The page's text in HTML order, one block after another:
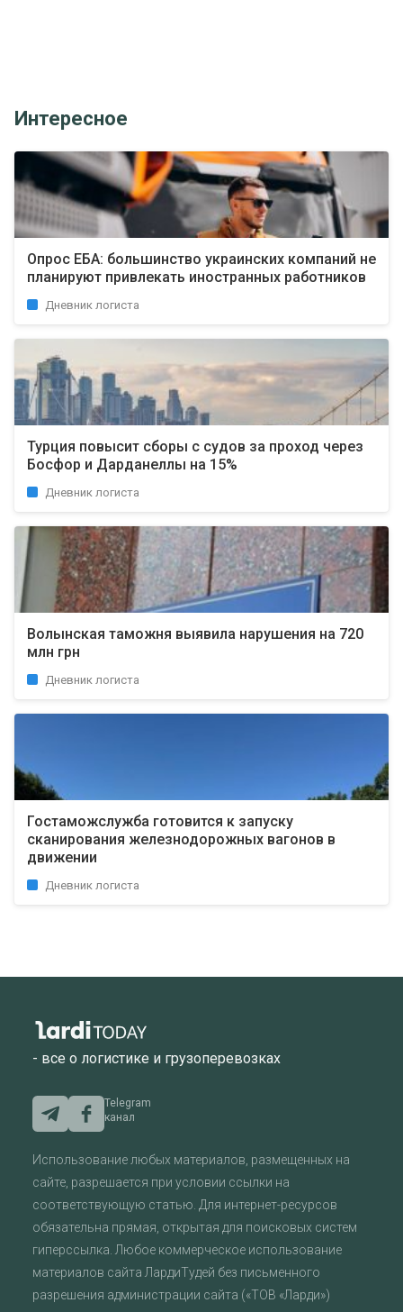
Интересное
Опрос EБA: большинство украинских компаний не
планируют привлекать иностранных работников
Дневник логиста
Турция повысит сборы с судов за проход через
Босфор и Дарданеллы на 15%
Дневник логиста
Волынская таможня выявила нарушения на 720
млн грн
Дневник логиста
Гостаможслужба готовится к запуску
сканирования железнодорожных вагонов в
движении
Дневник логиста
- все о логистике и грузоперевозках
Telegram
канал
Использование любых материалов, размещенных на
сайте, разрешается при условии ссылки на
соответствующую статью. Для интернет-ресурсов
обязательна прямая, открытая для поисковых систем
гиперссылка. Любое коммерческое использование
материалов сайта ЛардиТудей без письменного
разрешения администрации сайта («ТОВ «Ларди»)